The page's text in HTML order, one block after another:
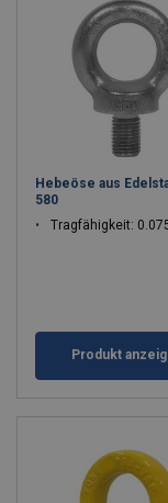
Hebeöse aus
580
Tragfähigkeit:
Produkt